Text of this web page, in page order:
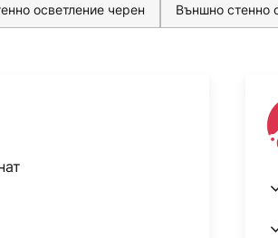
за осветление на
(2000 - 6500 K) и избор на
осветление черен Външно стенно